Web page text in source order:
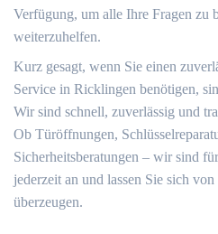
Verfügung, um alle Ihre Fragen zu
weiterzuhelfen.
Kurz gesagt, wenn Sie einen
Service in Ricklingen benötigen,
Wir sind schnell, zuverlässig und
Ob Türöffnungen,
Sicherheitsberatungen – wir sind
jederzeit an und lassen Sie sich
überzeugen.